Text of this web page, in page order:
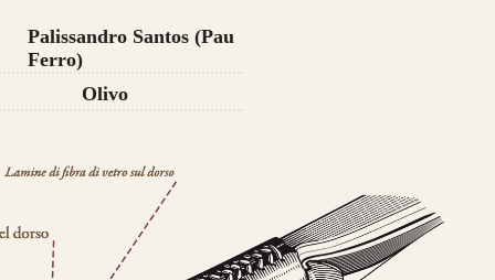
Palissandro Santos (Pau
Ferro)
Olivo